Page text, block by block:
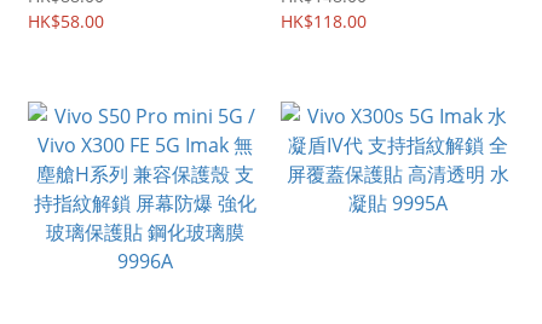
HK$58.00
指紋解鎖 強化玻璃貼
HK$118.00